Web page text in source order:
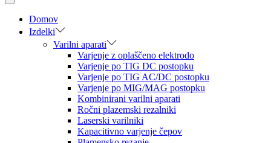
Domov
Izdelki
Varilni aparati
Varjenje z oplaščeno elektrodo
Varjenje po TIG DC postopku
Varjenje po TIG AC/DC postopku
Varjenje po MIG/MAG postopku
Kombinirani varilni aparati
Ročni plazemski rezalniki
Laserski varilniki
Kapacitivno varjenje čepov